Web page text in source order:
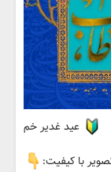
عید غدیر خم